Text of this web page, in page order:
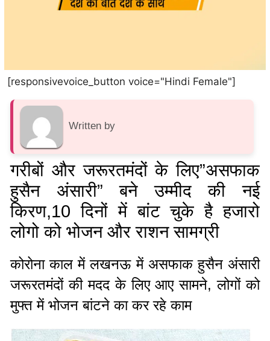
[responsivevoice_button voice="Hindi Female"]
Written by
गरीबों और जरूरतमंदों के लिए”असफाक
हुसैन अंसारी” बने उम्मीद की नई
किरण,10 दिनों में बांट चुके है हजारो
लोगो को भोजन और राशन सामग्री
कोरोना काल में लखनऊ में असफाक हुसैन अंसारी
जरूरतमंदों की मदद के लिए आए सामने, लोगों को
मुफ्त में भोजन बांटने का कर रहे काम